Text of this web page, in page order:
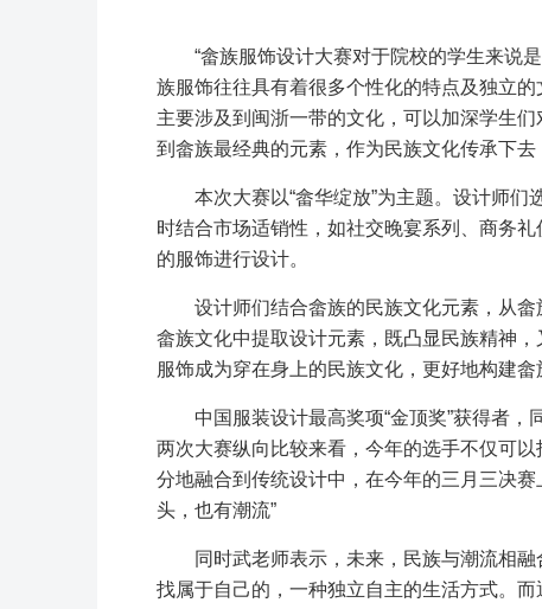
“畲族服饰设计大赛对于院校的学生来说
族服饰往往具有着很多个性化的特点及独立
主要涉及到闽浙一带的文化，可以加深学生
到畲族最经典的元素，作为民族文化传承下
本次大赛以“畲华绽放”为主题。设计师
时结合市场适销性，如社交晚宴系列、商务
的服饰进行设计。
设计师们结合畲族的民族文化元素，从
畲族文化中提取设计元素，既凸显民族精神
服饰成为穿在身上的民族文化，更好地构建畲
中国服装设计最高奖项“金顶奖”获得者
两次大赛纵向比较来看，今年的选手不仅可
分地融合到传统设计中，在今年的三月三决
头，也有潮流”
同时武老师表示，未来，民族与潮流相
找属于自己的，一种独立自主的生活方式。